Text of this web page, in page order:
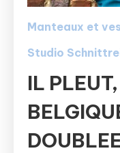
Manteaux et
Studio
IL